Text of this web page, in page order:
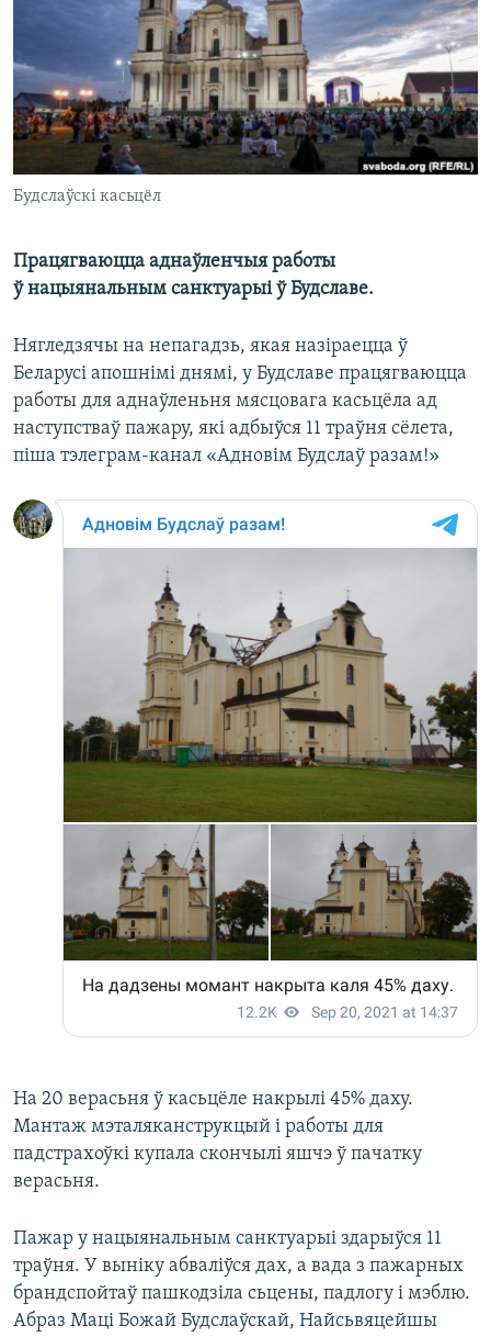
НА ХВАЛЯХ СВАБОДЫ
Будслаўскі касьцёл
Працягваюцца аднаўленчыя работы
ў нацыянальным санктуарыі ў Будславе.
Нягледзячы на непагадзь, якая назіраецца ў
Беларусі апошнімі днямі, у Будславе працягваюцца
работы для аднаўленьня мясцовага касьцёла ад
наступстваў пажару, які адбыўся 11 траўня сёлета,
піша тэлеграм-канал «Адновім Будслаў разам!»
На 20 верасьня ў касьцёле накрылі 45% даху.
Мантаж мэталяканструкцый і работы для
падстрахоўкі купала скончылі яшчэ ў пачатку
верасьня.
Пажар у нацыянальным санктуарыі здарыўся 11
траўня. У выніку абваліўся дах, а вада з пажарных
брандспойтаў пашкодзіла сьцены, падлогу і мэблю.
Абраз Маці Божай Будслаўскай, Найсьвяцейшы